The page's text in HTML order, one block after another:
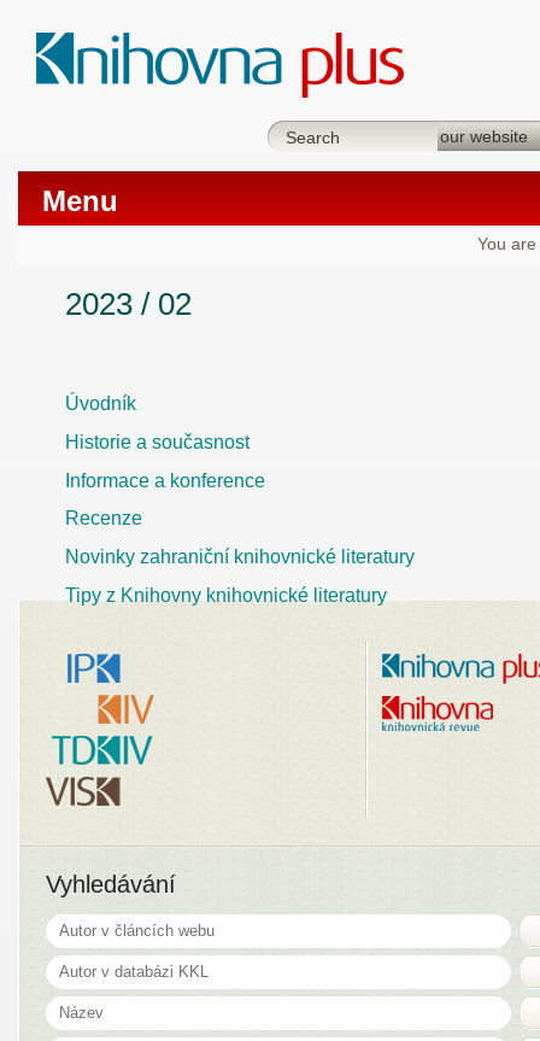
Menu
You
2023 / 02
Úvodník
Historie a současnost
Informace a konference
Recenze
Novinky zahraniční knihovnické literatury
Tipy z Knihovny knihovnické literatury
Vyhledávání